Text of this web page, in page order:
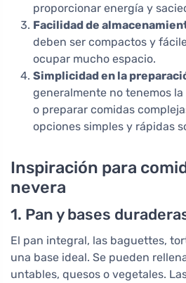
proporcionar energía y
Facilidad de
deben ser compactos y
ocupar mucho espacio.
Simplicidad en la
generalmente no tenemos
o preparar comidas
opciones simples y rápidas
Inspiración para
nevera
1. Pan y bases
El pan integral, las baguettes,
una base ideal. Se pueden
untables, quesos o vegetales.